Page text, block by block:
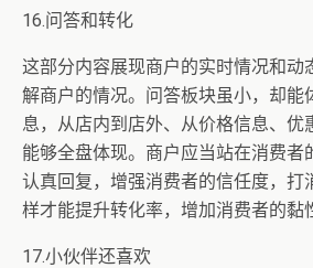
16.问答和转化
这部分内容展现商户的实时情况和动
解商户的情况。问答板块虽小，却能
息，从店内到店外、从价格信息、优
能够全盘体现。商户应当站在消费者
认真回复，增强消费者的信任度，打
样才能提升转化率，增加消费者的黏
17.小伙伴还喜欢